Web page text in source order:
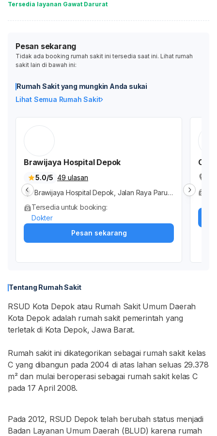
Tersedia layanan Gawat Darurat
Pesan sekarang
Tidak ada booking rumah sakit ini tersedia saat ini. Lihat rumah
sakit lain di bawah ini:
Rumah Sakit yang mungkin Anda sukai
Lihat Semua Rumah Sakit
Brawijaya Hospital Depok
5.0/5 49 ulasan
Brawijaya Hospital Depok, Jalan Raya Parun
g - Ciputat, Bojongsari Baru, Kota Depok, Ja
wa Barat, Indonesia
Tersedia untuk booking:
Dokter
Pesan sekarang
Tentang Rumah Sakit
RSUD Kota Depok atau Rumah Sakit Umum Daerah
Kota Depok adalah rumah sakit pemerintah yang
terletak di Kota Depok, Jawa Barat.
Rumah sakit ini dikategorikan sebagai rumah sakit kelas
C yang dibangun pada 2004 di atas lahan seluas 29.378
m² dan mulai beroperasi sebagai rumah sakit kelas C
pada 17 April 2008.
Pada 2012, RSUD Depok telah berubah status menjadi
Badan Layanan Umum Daerah (BLUD) karena rumah